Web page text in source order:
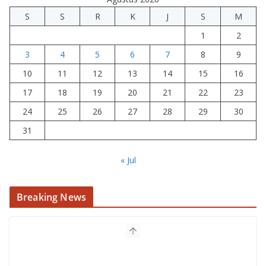
S
S R K J S
M
1
2
3
4 5 6 7 8
9
10
11 12 13 14 15
16
17
18 19 20 21 22
23
24
25 26 27 28 29
30
31
« Jul
Breaking News